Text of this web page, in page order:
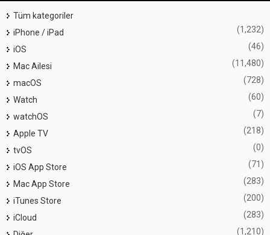
Tüm kategoriler
iPhone / iPad
(1,232)
iOS (46)
Mac Ailesi (11,480)
macOS (728)
Watch (60)
watchOS (7)
Apple TV (218)
tvOS (0)
iOS App Store (71)
Mac App Store (283)
iTunes Store (200)
iCloud (283)
(1,210)